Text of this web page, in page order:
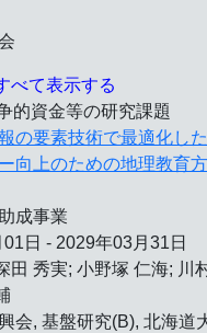
べて表示する
的資金等の研究課題
の要素技術で最適化し
向上のための地理教育
成事業
日 - 2029年03月31日
田 秀実; 小野塚 仁海; 川
会, 基盤研究(B), 北海道